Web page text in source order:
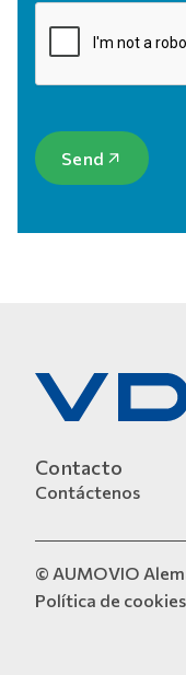
Send
Contacto
Contáctenos
© AUMOVIO
Política de cookies